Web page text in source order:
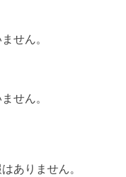
せん。
せん。
ありません。